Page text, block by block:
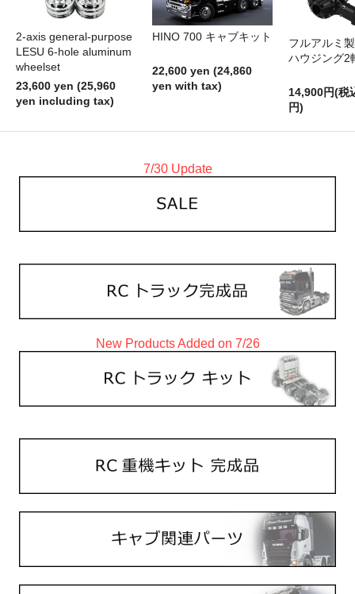
2-axis general-purpose
LESU 6-hole aluminum
wheelset
23,600 yen (25,960
yen including tax)
HINO 700 キャブキット
22,600 yen (24,860
yen with tax)
フルアルミ
ハウジング2
14,900円(税
円)
7/30 Update
New Products Added on 7/26